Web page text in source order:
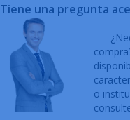
Tiene una pregunta
-
-
o